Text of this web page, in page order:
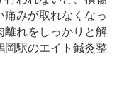
痛みが取れなくなっ
離れをしっかりと解
岡駅のエイト鍼灸整